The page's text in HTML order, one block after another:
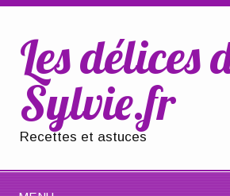
Les délices
Sylvie.fr
Recettes et astuces